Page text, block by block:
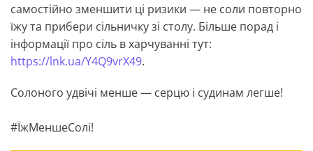
самостійно зменшити ці ризики — не соли повторно
їжу та прибери сільничку зі столу. Більше порад і
інформації про сіль в харчуванні тут:
https://lnk.ua/Y4Q9vrX49.
Солоного удвічі менше — серцю і судинам легше!
#ЇжМеншеСолі!